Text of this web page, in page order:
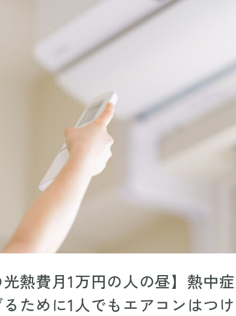
光熱費月1万円の人の昼】熱中
ために1人でもエアコンはつ